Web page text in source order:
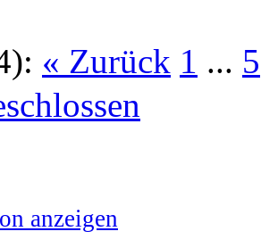
« Zurück 1 ... 5
anzeigen